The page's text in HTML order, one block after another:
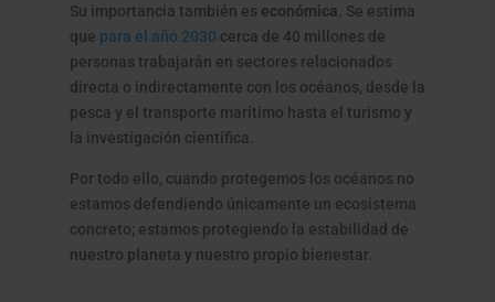
Su importancia también es económica
. Se estima
que para el año 2030 cerca de 40 millones de
personas trabajarán en sectores relacionados
directa o indirectamente con los océanos, desde la
pesca y el transporte marítimo hasta el turismo y
la investigación científica.
Por todo ello, cuando protegemos los océanos no
estamos defendiendo únicamente un ecosistema
concreto; estamos protegiendo la estabilidad de
nuestro planeta y nuestro propio bienestar.